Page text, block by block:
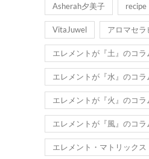
Asherah夕美子 recipe
VitaJuwel アロマセラ
エレメントが『土』のコラ
エレメントが『水』のコラ
エレメントが『火』のコラ
エレメントが『風』のコラ
エレメント・マトリックス